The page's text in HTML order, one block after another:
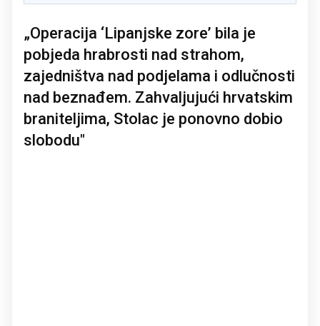
„Operacija ‘Lipanjske zore’ bila je
pobjeda hrabrosti nad strahom,
zajedništva nad podjelama i odlučnosti
nad beznađem. Zahvaljujući hrvatskim
braniteljima, Stolac je ponovno dobio
slobodu"